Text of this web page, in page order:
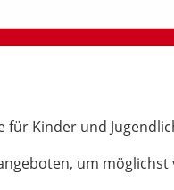
Kinder und
um